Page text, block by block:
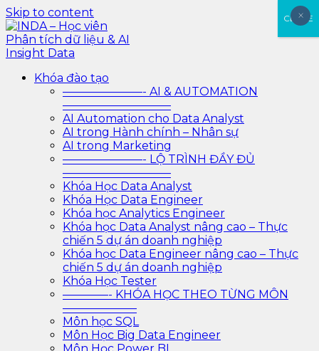
Skip to content
INDA – Học viên Phân tích dữ liệu & AI Insight Data
INDA – Học viện Đào tạo phân tích dữ liệu & AI chuyên
sâu cho ngành ngân hàng – bảo hiểm – chứng khoán
và doanh nghiệp với các project thực tế, cá nhân hóa
lộ trình với AI
Khóa đào tạo
———————- AI & AUTOMATION
—————————–
AI Automation cho Data Analyst
AI trong Hành chính – Nhân sự
AI trong Marketing
———————- LỘ TRÌNH ĐẦY ĐỦ
—————————–
Khóa Học Data Analyst
Khóa Học Data Engineer
Khóa học Analytics Engineer
Khóa học Data Analyst nâng cao – Thực
chiến 5 dự án doanh nghiệp
Khóa học Data Engineer nâng cao – Thực
chiến 5 dự án doanh nghiệp
Khóa Học Tester
————- KHÓA HỌC THEO TỪNG MÔN
——————–
Môn học SQL
Môn Học Big Data Engineer
×
CLOSE
×